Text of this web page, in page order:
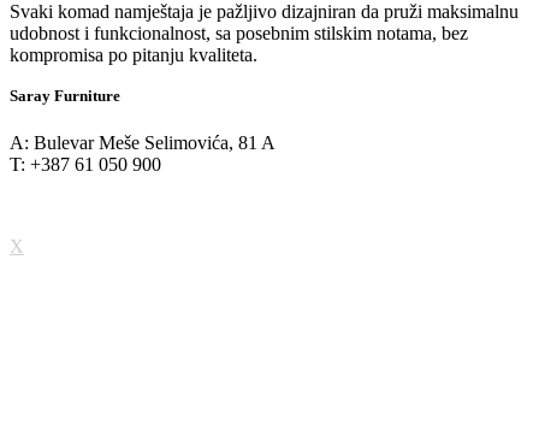
Svaki komad namještaja je pažljivo dizajniran da pruži maksimalnu
udobnost i funkcionalnost, sa posebnim stilskim notama, bez
kompromisa po pitanju kvaliteta.
Saray Furniture
A: Bulevar Meše Selimovića, 81 A
T: +387 61 050 900
X